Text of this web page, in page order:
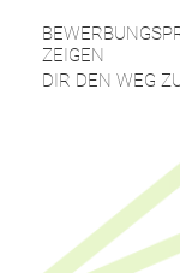
ZEIGEN
DIR DEN WEG